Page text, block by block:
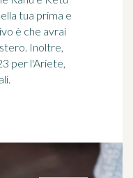
tua prima e
è che avrai
Inoltre,
per l'Ariete,